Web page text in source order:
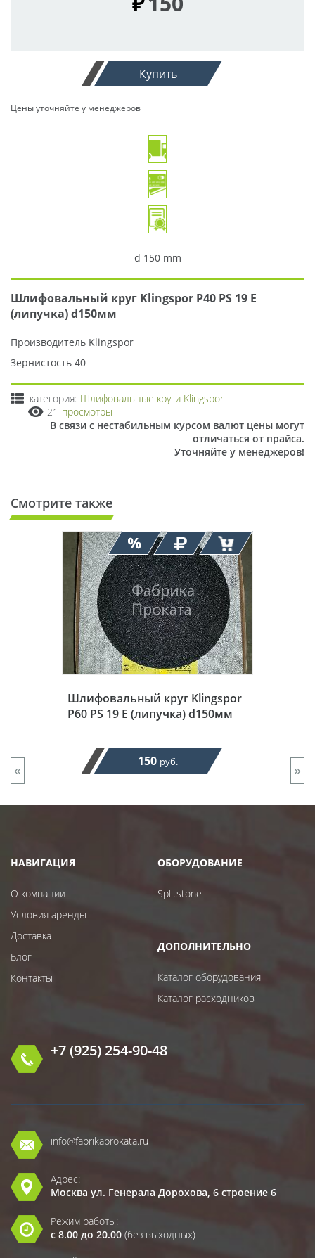
Купить
Цены уточняйте у менеджеров
d 150 mm
Шлифовальный круг Klingspor P40 PS 19 E
(липучка) d150мм
Производитель Klingspor
Зернистость 40
категория: Шлифовальные круги Klingspor
21 просмотры
В связи с нестабильным курсом валют цены могут
отличаться от прайса.
Уточняйте у менеджеров!
Смотрите также
Шлифовальный круг Klingspor
P60 PS 19 E (липучка) d150мм
150 руб.
« »
НАВИГАЦИЯ
О компании
Условия аренды
Доставка
Блог
Контакты
ОБОРУДОВАНИЕ
Splitstone
ДОПОЛНИТЕЛЬНО
Каталог оборудования
Каталог расходников
+7 (925) 254-90-48
info@fabrikaprokata.ru
Адрес:
Москва ул. Генерала Дорохова, 6 строение 6
Режим работы:
с 8.00 до 20.00 (без выходных)